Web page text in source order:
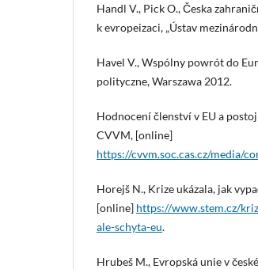
Handl V., Pick O., Česka
k evropeizaci, „Ústav
Havel V., Wspólny powrót do
polityczne, Warszawa 2012.
Hodnocení členství v EU a
CVVM, [online]
https://cvvm.soc.cas.cz/media/
Horejš N., Krize ukázala, jak
[online] https://www.stem.cz/
ale-schyta-eu.
Hrubeš M., Evropská unie v